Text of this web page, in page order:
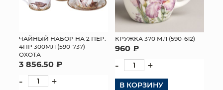
ЧАЙНЫЙ НАБОР НА 2 ПЕР.
4ПР 300МЛ (590-737)
ОХОТА
3 856.50 ₽
- +
КРУЖКА 370 МЛ (590-612)
960 ₽
- +
В КОРЗИНУ